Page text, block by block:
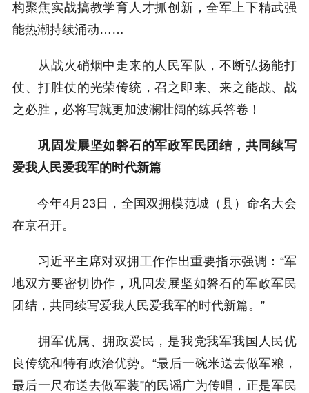
构聚焦实战搞教学育人才抓创新，全军上下精武强
能热潮持续涌动……
从战火硝烟中走来的人民军队，不断弘扬能打
仗、打胜仗的光荣传统，召之即来、来之能战、战
之必胜，必将写就更加波澜壮阔的练兵答卷！
巩固发展坚如磐石的军政军民团结，共同续写
爱我人民爱我军的时代新篇
今年4月23日，全国双拥模范城（县）命名大会
在京召开。
习近平主席对双拥工作作出重要指示强调：“军
地双方要密切协作，巩固发展坚如磐石的军政军民
团结，共同续写爱我人民爱我军的时代新篇。”
拥军优属、拥政爱民，是我党我军我国人民优
良传统和特有政治优势。“最后一碗米送去做军粮，
最后一尺布送去做军装”的民谣广为传唱，正是军民